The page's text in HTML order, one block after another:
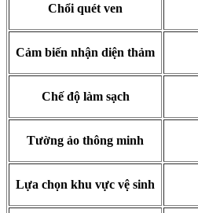
Chổi quét ven
Cảm biến nhận diện thảm
Chế độ làm sạch
Tường ảo thông minh
Lựa chọn khu vực vệ sinh